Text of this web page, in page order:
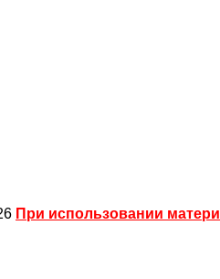
При использовании